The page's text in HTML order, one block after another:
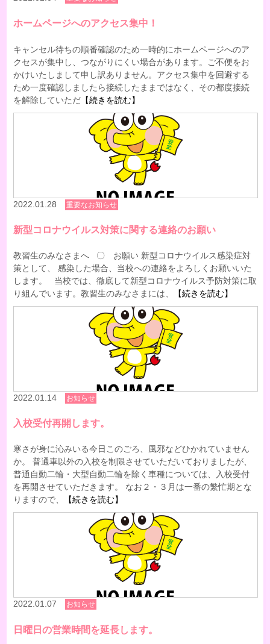
ホームページへのアクセス集中！
キャンセル待ちの順番確認のため一時的にホームページへのア
クセスが集中し、つながりにくい場合があります。ご不便をお
かけいたしまして申し訳ありません。アクセス集中を回避する
ため一度確認しましたら接続したままではなく、その都度接続
を解除していただ【続きを読む】
2022.01.28 重要なお知らせ
新型コロナウイルス対策に関する連絡のお願い
教習生のみなさまへ 〇 お願い 新型コロナウイルス感染症対
策として、 感染した場合、当校への連絡をよろしくお願いいた
します。 当校では、徹底して新型コロナウイルス予防対策に取
り組んでいます。教習生のみなさまには、
【続きを読む】
2022.01.14 お知らせ
入校受付再開します。
寒さが身に沁みいる今日このごろ、風邪などひかれていません
か。 普通車以外の入校を制限させていただいておりましたが、
普通自動二輪・大型自動二輪を除く車種については、入校受付
を再開させていただきます。 なお２・３月は一番の繁忙期とな
りますので、
【続きを読む】
2022.01.07 お知らせ
日曜日の営業時間を延長します。